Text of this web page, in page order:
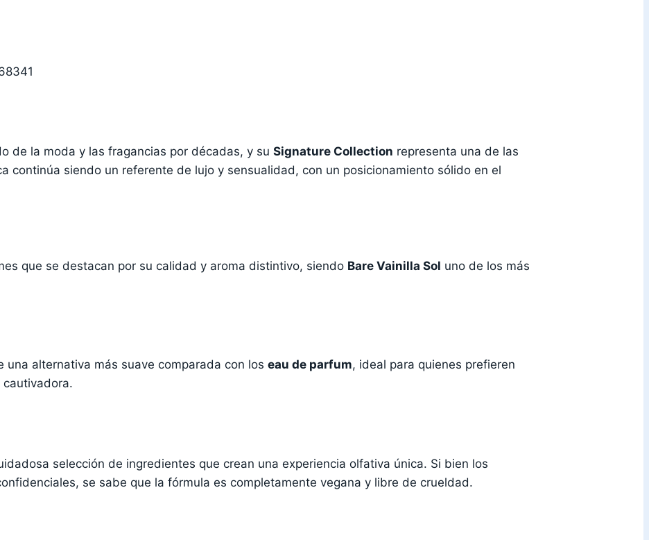
de la moda y las fragancias por décadas, y su Signature Collection representa una de las
continúa siendo un referente de lujo y sensualidad, con un posicionamiento sólido en el
que se destacan por su calidad y aroma distintivo, siendo Bare Vainilla Sol uno de los más
una alternativa más suave comparada con los eau de parfum, ideal para quienes prefieren
selección de ingredientes que crean una experiencia olfativa única. Si bien los
se sabe que la fórmula es completamente vegana y libre de crueldad.